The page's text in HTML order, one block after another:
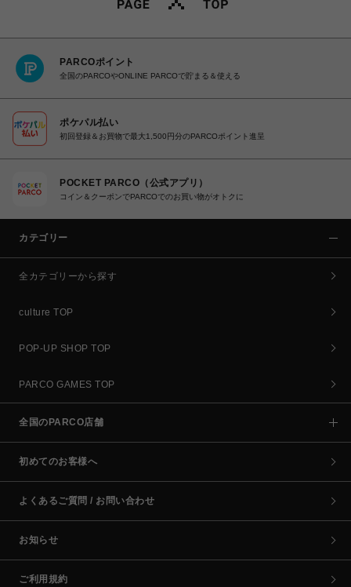
PARCOポイント
全国のPARCOやONLINE PARCOで貯まる＆使える
ポケパル払い
初回登録＆お買物で最大1,500円分のPARCOポイント進呈
POCKET PARCO（公式アプリ）
コイン＆クーポンでPARCOでのお買い物がオトクに
カテゴリー
全カテゴリーから探す
culture TOP
POP-UP SHOP TOP
PARCO GAMES TOP
全国のPARCO店舗
初めてのお客様へ
よくあるご質問 / お問い合わせ
お知らせ
ご利用規約